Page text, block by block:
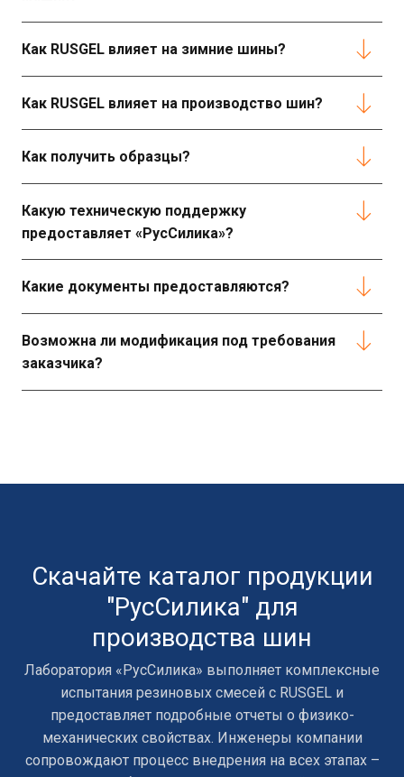
Как RUSGEL влияет на зимние шины?
Как RUSGEL влияет на производство шин?
Как получить образцы?
Какую техническую поддержку
предоставляет «РусСилика»?
Какие документы предоставляются?
Возможна ли модификация под требования
заказчика?
Скачайте каталог продукции
"РусСилика" для
производства шин
Лаборатория «РусСилика» выполняет комплексные
испытания резиновых смесей с RUSGEL и
предоставляет подробные отчеты о физико-
механических свойствах. Инженеры компании
сопровождают процесс внедрения на всех этапах –